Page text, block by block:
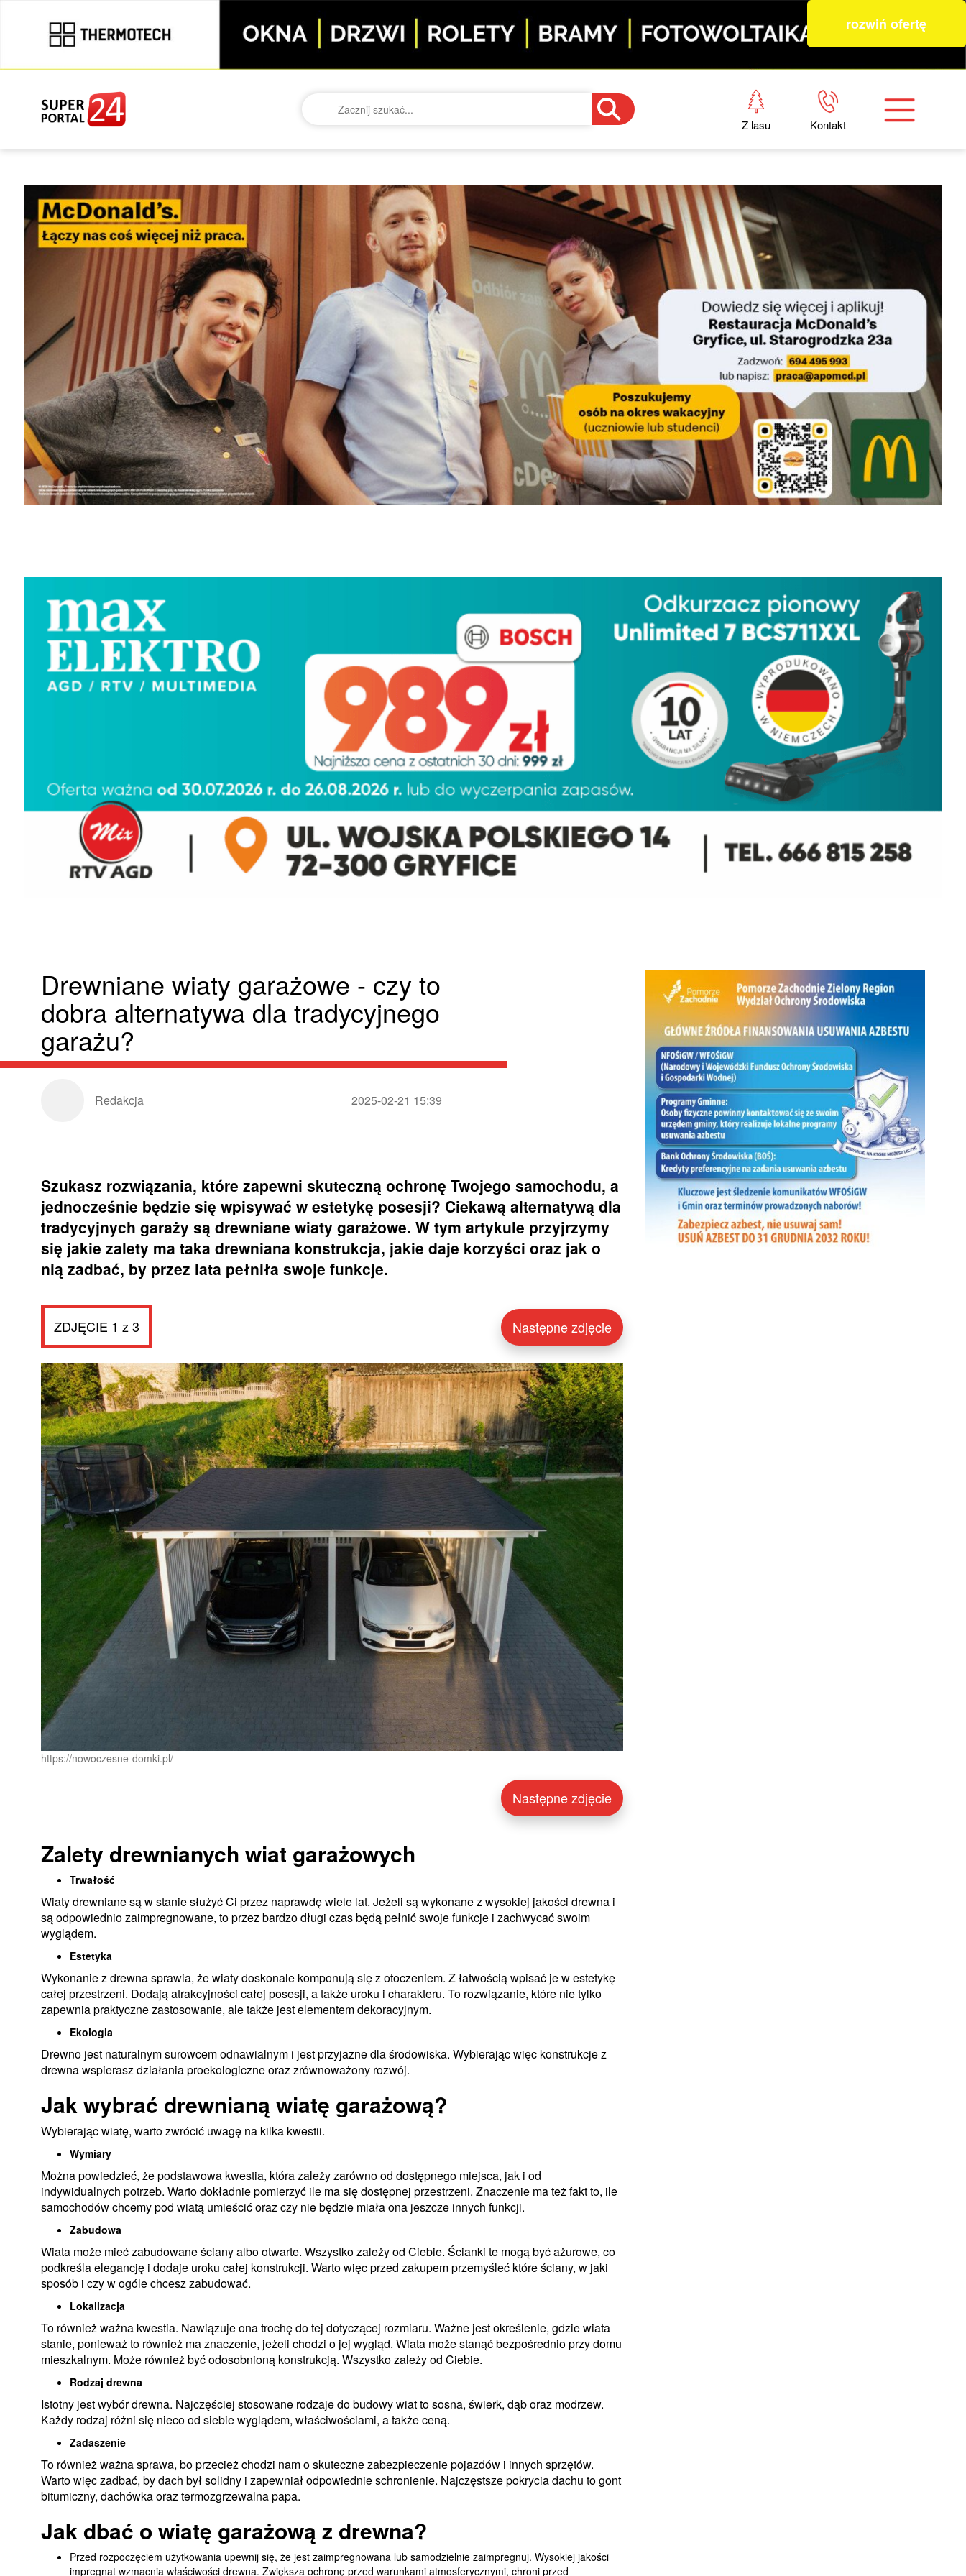
rozwiń ofertę
Z lasu Kontakt
Drewniane wiaty garażowe - czy to
dobra alternatywa dla tradycyjnego
garażu?
Redakcja 2025-02-21 15:39
Szukasz rozwiązania, które zapewni skuteczną ochronę Twojego samochodu, a
jednocześnie będzie się wpisywać w estetykę posesji? Ciekawą alternatywą dla
tradycyjnych garaży są drewniane wiaty garażowe. W tym artykule przyjrzymy
się jakie zalety ma taka drewniana konstrukcja, jakie daje korzyści oraz jak o
nią zadbać, by przez lata pełniła swoje funkcje.
ZDJĘCIE 1 z 3 Następne zdjęcie
https://nowoczesne-domki.pl/
Następne zdjęcie
Zalety drewnianych wiat garażowych
Trwałość
Wiaty drewniane są w stanie służyć Ci przez naprawdę wiele lat. Jeżeli są wykonane z wysokiej jakości drewna i
są odpowiednio zaimpregnowane, to przez bardzo długi czas będą pełnić swoje funkcje i zachwycać swoim
wyglądem.
Estetyka
Wykonanie z drewna sprawia, że wiaty doskonale komponują się z otoczeniem. Z łatwością wpisać je w estetykę
całej przestrzeni. Dodają atrakcyjności całej posesji, a także uroku i charakteru. To rozwiązanie, które nie tylko
zapewnia praktyczne zastosowanie, ale także jest elementem dekoracyjnym.
Ekologia
Drewno jest naturalnym surowcem odnawialnym i jest przyjazne dla środowiska. Wybierając więc konstrukcje z
drewna wspierasz działania proekologiczne oraz zrównoważony rozwój.
Jak wybrać drewnianą wiatę garażową?
Wybierając wiatę, warto zwrócić uwagę na kilka kwestii.
Wymiary
Można powiedzieć, że podstawowa kwestia, która zależy zarówno od dostępnego miejsca, jak i od
indywidualnych potrzeb. Warto dokładnie pomierzyć ile ma się dostępnej przestrzeni. Znaczenie ma też fakt to, ile
samochodów chcemy pod wiatą umieścić oraz czy nie będzie miała ona jeszcze innych funkcji.
Zabudowa
Wiata może mieć zabudowane ściany albo otwarte. Wszystko zależy od Ciebie. Ścianki te mogą być ażurowe, co
podkreśla elegancję i dodaje uroku całej konstrukcji. Warto więc przed zakupem przemyśleć które ściany, w jaki
sposób i czy w ogóle chcesz zabudować.
Lokalizacja
To również ważna kwestia. Nawiązuje ona trochę do tej dotyczącej rozmiaru. Ważne jest określenie, gdzie wiata
stanie, ponieważ to również ma znaczenie, jeżeli chodzi o jej wygląd. Wiata może stanąć bezpośrednio przy domu
mieszkalnym. Może również być odosobnioną konstrukcją. Wszystko zależy od Ciebie.
Rodzaj drewna
Istotny jest wybór drewna. Najczęściej stosowane rodzaje do budowy wiat to sosna, świerk, dąb oraz modrzew.
Każdy rodzaj różni się nieco od siebie wyglądem, właściwościami, a także ceną.
Zadaszenie
To również ważna sprawa, bo przecież chodzi nam o skuteczne zabezpieczenie pojazdów i innych sprzętów.
Warto więc zadbać, by dach był solidny i zapewniał odpowiednie schronienie. Najczęstsze pokrycia dachu to gont
bitumiczny, dachówka oraz termozgrzewalna papa.
Jak dbać o wiatę garażową z drewna?
Przed rozpoczęciem użytkowania upewnij się, że jest zaimpregnowana lub samodzielnie zaimpregnuj. Wysokiej jakości
impregnat wzmacnia właściwości drewna. Zwiększa ochronę przed warunkami atmosferycznymi, chroni przed